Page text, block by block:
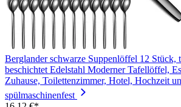
Berglander schwarze Suppenlöffel 12 Stück,
beschichtet Edelstahl Moderner Tafellöffel,
Zuhause, Toilettenzimmer, Hotel, Hochzeit
spülmaschinenfest